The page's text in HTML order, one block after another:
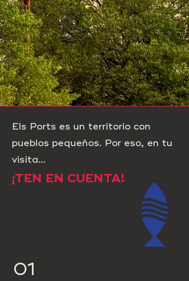
Els Ports es un territorio con
pueblos pequeños. Por eso, en tu
visita...
¡TEN EN CUENTA!
01